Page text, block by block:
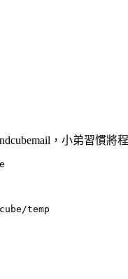
，小弟習慣將
temp